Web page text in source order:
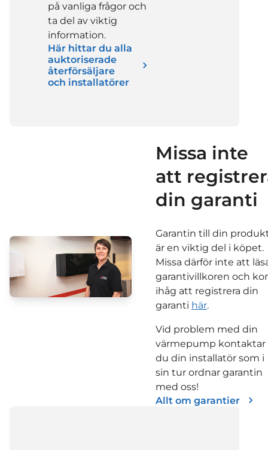
på vanliga frågor och
ta del av viktig
information.
Här hittar du alla
auktoriserade
återförsäljare
och installatörer
Missa inte
att
din garanti
Garantin till din
är en viktig del i köpet.
Missa därför inte att
garantivillkoren och
ihåg att registrera din
garanti här.
Vid problem med din
värmepump kontaktar
du din installatör som i
sin tur ordnar garantin
med oss!
Allt om garantier